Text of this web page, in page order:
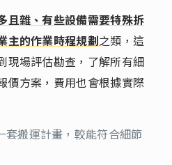
且雜、有些設備需要特殊拆
主的作業時程規劃之類，這
現場評估勘查，了解所有細
價方案，費用也會根據實際
套搬運計畫，較能符合細節